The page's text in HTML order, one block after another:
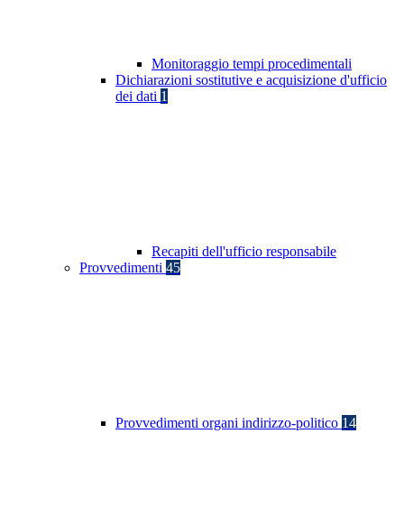
Monitoraggio tempi procedimentali
Dichiarazioni sostitutive e acquisizione d'ufficio
dei dati 1
Recapiti dell'ufficio responsabile
Provvedimenti 45
Provvedimenti organi indirizzo-politico 14